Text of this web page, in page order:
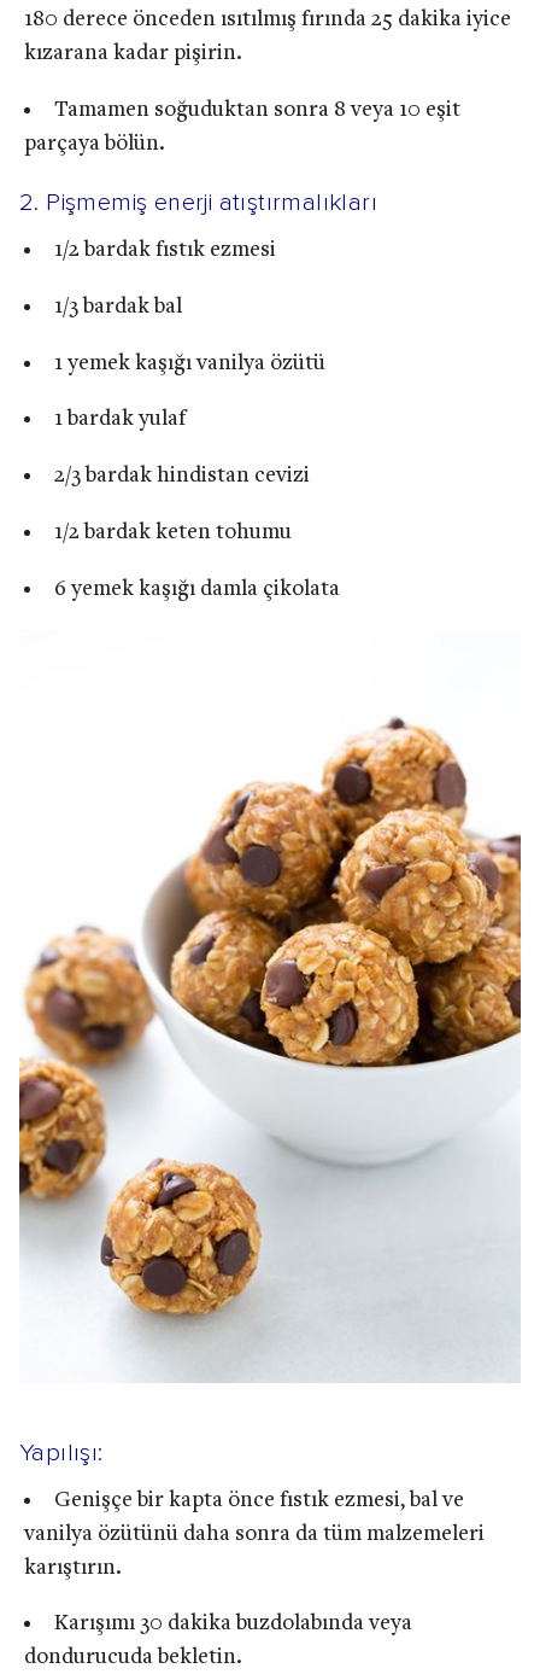
180 derece önceden ısıtılmış fırında 25 dakika iyice
kızarana kadar pişirin.
Tamamen soğuduktan sonra 8 veya 10 eşit
parçaya bölün.
2. Pişmemiş enerji atıştırmalıkları
1/2 bardak fıstık ezmesi
1/3 bardak bal
1 yemek kaşığı vanilya özütü
1 bardak yulaf
2/3 bardak hindistan cevizi
1/2 bardak keten tohumu
6 yemek kaşığı damla çikolata
Yapılışı:
Genişçe bir kapta önce fıstık ezmesi, bal ve
vanilya özütünü daha sonra da tüm malzemeleri
karıştırın.
Karışımı 30 dakika buzdolabında veya
dondurucuda bekletin.